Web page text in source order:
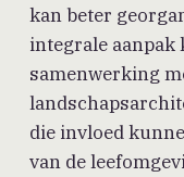
kan beter
integrale
samenwerking
die invloed
van de